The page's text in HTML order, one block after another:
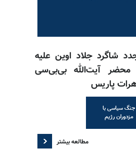
شاگرد جلاد اوین علیه
آیت‌الله بی‌بی‌سی
پاریس
جنگ سیاسی با
مزدوران رژیم
مطالعه بیشتر